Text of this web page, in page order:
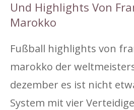
Und Highlights Von
Marokko
Fußball highlights von
marokko der
dezember es ist nicht
System mit vier